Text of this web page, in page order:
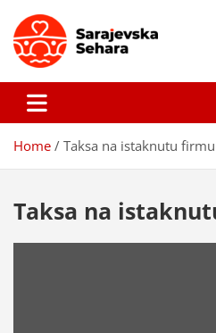
content
Sarajevska
Home Taksa na istaknutu firmu
Taksa na